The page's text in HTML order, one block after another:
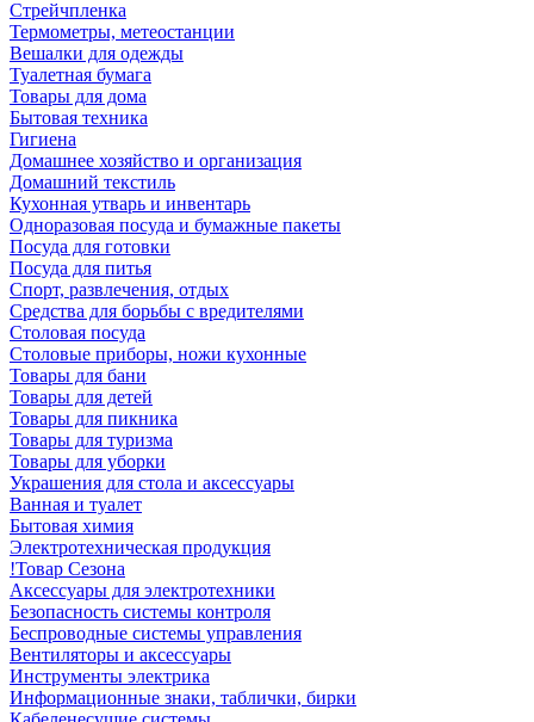
Стрейчпленка
Термометры, метеостанции
Вешалки для одежды
Туалетная бумага
Товары для дома
Бытовая техника
Гигиена
Домашнее хозяйство и организация
Домашний текстиль
Кухонная утварь и инвентарь
Одноразовая посуда и бумажные пакеты
Посуда для готовки
Посуда для питья
Спорт, развлечения, отдых
Средства для борьбы с вредителями
Столовая посуда
Столовые приборы, ножи кухонные
Товары для бани
Товары для детей
Товары для пикника
Товары для туризма
Товары для уборки
Украшения для стола и аксессуары
Ванная и туалет
Бытовая химия
Электротехническая продукция
!Товар Сезона
Аксессуары для электротехники
Безопасность системы контроля
Беспроводные системы управления
Вентиляторы и аксессуары
Инструменты электрика
Информационные знаки, таблички, бирки